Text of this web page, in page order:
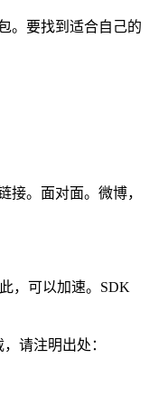
。要找到适合自己的
接。面对面。微博，
，可以加速。SDK
请注明出处：